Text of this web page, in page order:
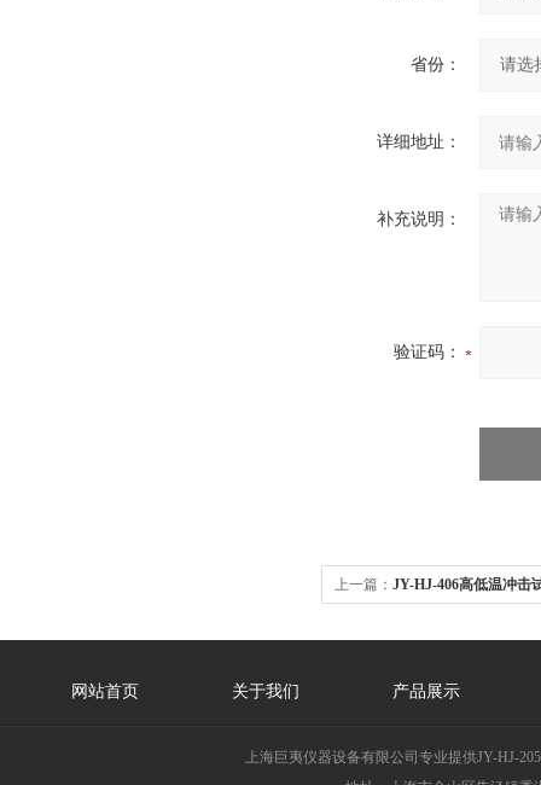
省份：
详细地址：
补充说明：
验证码：
上一篇： JY-HJ-406高低温冲击
网站首页 关于我们 产品展示
上海巨夷仪器设备有限公司专业提供JY-HJ-